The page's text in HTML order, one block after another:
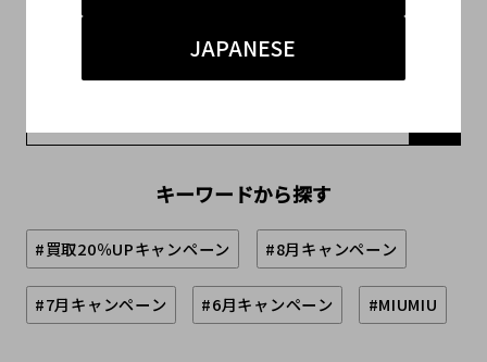
JAPANESE
キーワードから探す
#買取20％UPキャンペーン #8月キャンペーン
#7月キャンペーン #6月キャンペーン #MIUMIU